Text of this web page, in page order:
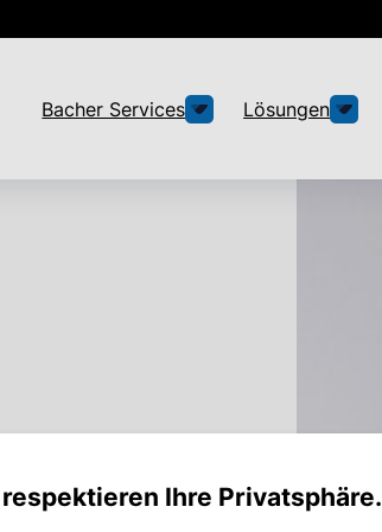
Bacher Services Lösungen
Ihre Privatsphäre.